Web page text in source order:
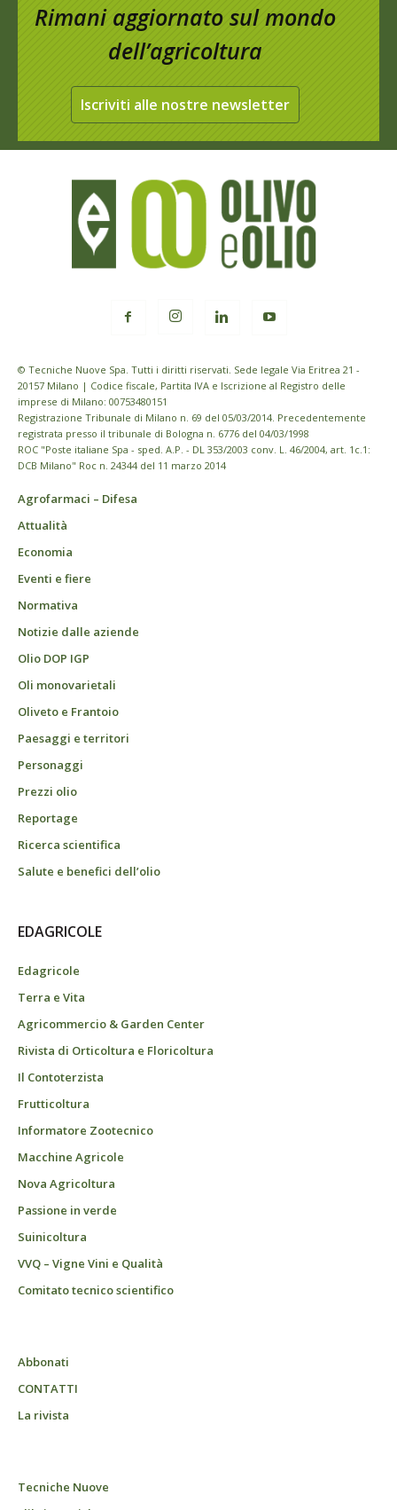
Rimani aggiornato sul mondo
dell’agricoltura
Iscriviti alle nostre newsletter
© Tecniche Nuove Spa. Tutti i diritti riservati. Sede legale Via Eritrea 21 -
20157 Milano | Codice fiscale, Partita IVA e Iscrizione al Registro delle
imprese di Milano: 00753480151
Registrazione Tribunale di Milano n. 69 del 05/03/2014. Precedentemente
registrata presso il tribunale di Bologna n. 6776 del 04/03/1998
ROC "Poste italiane Spa - sped. A.P. - DL 353/2003 conv. L. 46/2004, art. 1c.1:
DCB Milano" Roc n. 24344 del 11 marzo 2014
Agrofarmaci – Difesa
Attualità
Economia
Eventi e fiere
Normativa
Notizie dalle aziende
Olio DOP IGP
Oli monovarietali
Oliveto e Frantoio
Paesaggi e territori
Personaggi
Prezzi olio
Reportage
Ricerca scientifica
Salute e benefici dell’olio
EDAGRICOLE
Edagricole
Terra e Vita
Agricommercio & Garden Center
Rivista di Orticoltura e Floricoltura
Il Contoterzista
Frutticoltura
Informatore Zootecnico
Macchine Agricole
Nova Agricoltura
Passione in verde
Suinicoltura
VVQ – Vigne Vini e Qualità
Comitato tecnico scientifico
Abbonati
CONTATTI
La rivista
Tecniche Nuove